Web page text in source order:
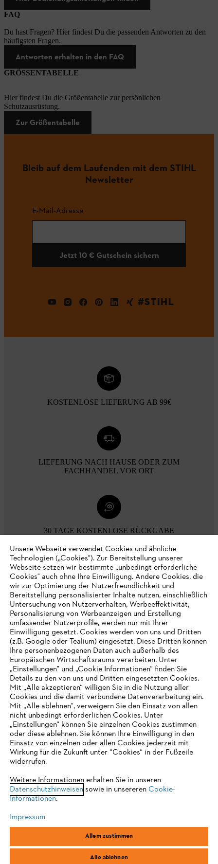
FAQ
Du hast Fragen? Hier findest Du die passenden Antworten zu den
häufigsten Fragen.
Antworten erhalten in den FAQ
GRÖSSENTABELLE
Hier findest Du die Größentabelle zur persönlichen
Schutzausrüstung.
Zur Größentabelle
Bleib auf dem Laufenden mit dem STIHL
Newsletter
E-Mail-Adresse
Jetzt 10 € Gutschein sichern
#STIHL
KOSTENLOSE LIEFERUNG AB 99€
LIEFERUNG NACH HAUSE ODER ZUM
FACHHANDEL VOR ORT
30 TAGE KOSTENLOSE RÜCKGABE
Zahlungsmöglichkeiten
Unternehmen
Online Shop
Service
Allgemeine Geschäftsbedingungen
Impressum Cookies Rechtliche Informationen
STIHL Vertriebszentrale AG & Co. KG, D-64807 Dieburg
IHR BROWSER WIRD NICHT
UNTERSTÜTZT
eine optimale Nutzung unserer Seite empfehlen wir Ihnen, zu
einem der folgenden Browser zu wechseln:
Firefox Chrome
Unsere Webseite verwendet Cookies und ähnliche
Technologien („Cookies“). Zur Bereitstellung unserer
Webseite setzen wir bestimmte „unbedingt erforderliche
Cookies" auch ohne Ihre Einwilligung. Andere Cookies, die
wir zur Optimierung der Nutzerfreundlichkeit und
Bereitstellung personalisierter Inhalte nutzen, einschließlich
Untersuchung von Nutzerverhalten, Werbeeffektivität,
Personalisierung von Werbeanzeigen und Erstellung
umfassender Nutzerprofile, werden nur mit Ihrer
Einwilligung gesetzt. Cookies werden von uns und Dritten
(z.B. Google oder Tealium) eingesetzt. Diese Dritten können
Ihre personenbezogenen Daten auch außerhalb des
Europäischen Wirtschaftsraums verarbeiten. Unter
„Einstellungen" und „Cookie Informationen“ finden Sie
Details zu den von uns und Dritten eingesetzten Cookies.
Mit „Alle akzeptieren“ willigen Sie in die Nutzung aller
Cookies und die damit verbundene Datenverarbeitung ein.
Mit „Alle ablehnen“, verweigern Sie den Einsatz von allen
nicht unbedingt erforderlichen Cookies. Unter
„Einstellungen“ können Sie einzelnen Cookies zustimmen
oder diese ablehnen. Sie können Ihre Einwilligung in den
Einsatz von einzelnen oder allen Cookies jederzeit mit
Wirkung für die Zukunft unter “Cookies“ in der Fußzeile
widerrufen.
Weitere Informationen erhalten Sie in unseren
Datenschutzhinweisensowie in unsereren Cookie-
Informationen.
Impressum
Allem zustimmen
Alle ablehnen